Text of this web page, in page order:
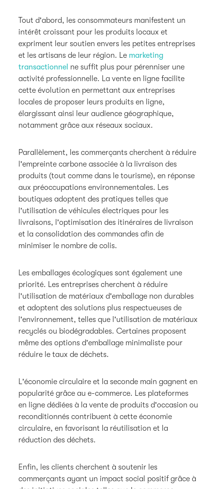
Tout d'abord, les consommateurs manifestent un
intérêt croissant pour les produits locaux et
expriment leur soutien envers les petites entreprises
et les artisans de leur région. Le marketing
transactionnel ne suffit plus pour pérenniser une
activité professionnelle. La vente en ligne facilite
cette évolution en permettant aux entreprises
locales de proposer leurs produits en ligne,
élargissant ainsi leur audience géographique,
notamment grâce aux réseaux sociaux.
Parallèlement, les commerçants cherchent à réduire
l'empreinte carbone associée à la livraison des
produits (tout comme dans le tourisme), en réponse
aux préoccupations environnementales. Les
boutiques adoptent des pratiques telles que
l'utilisation de véhicules électriques pour les
livraisons, l'optimisation des itinéraires de livraison
et la consolidation des commandes afin de
minimiser le nombre de colis.
Les emballages écologiques sont également une
priorité. Les entreprises cherchent à réduire
l'utilisation de matériaux d'emballage non durables
et adoptent des solutions plus respectueuses de
l'environnement, telles que l'utilisation de matériaux
recyclés ou biodégradables. Certaines proposent
même des options d'emballage minimaliste pour
réduire le taux de déchets.
L'économie circulaire et la seconde main gagnent en
popularité grâce au e-commerce. Les plateformes
en ligne dédiées à la vente de produits d'occasion ou
reconditionnés contribuent à cette économie
circulaire, en favorisant la réutilisation et la
réduction des déchets.
Enfin, les clients cherchent à soutenir les
commerçants ayant un impact social positif grâce à